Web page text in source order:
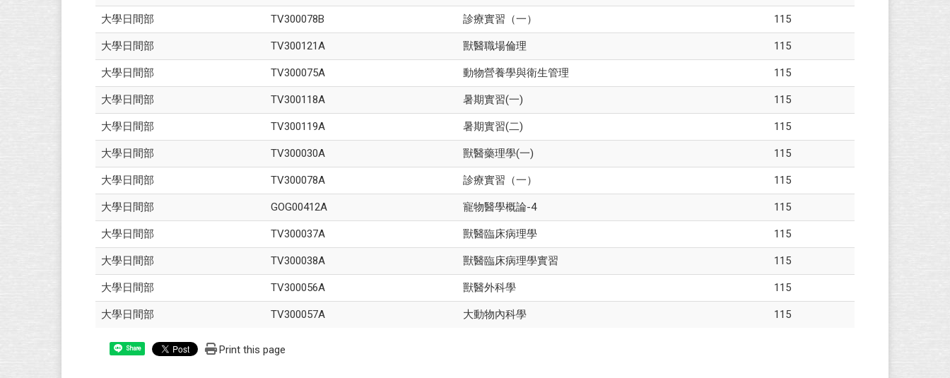
大學日間部 TV300078B 診療實習（一） 115
大學日間部 TV300121A 獸醫職場倫理 115
大學日間部 TV300075A 動物營養學與衛生管理 115
大學日間部 TV300118A 暑期實習(一) 115
大學日間部 TV300119A 暑期實習(二) 115
大學日間部 TV300030A 獸醫藥理學(一) 115
大學日間部 TV300078A 診療實習（一） 115
大學日間部 GOG00412A 寵物醫學概論-4 115
大學日間部 TV300037A 獸醫臨床病理學 115
大學日間部 TV300038A 獸醫臨床病理學實習 115
大學日間部 TV300056A 獸醫外科學 115
大學日間部 TV300057A 大動物內科學 115
Share Print this page